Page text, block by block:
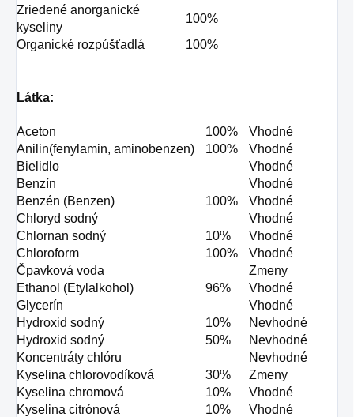
Zriedené anorganické
kyseliny
100%
Organické rozpúšťadlá
100%
Látka:
Aceton 100%
Vhodné
Anilin(fenylamin, aminobenzen)
100%
Vhodné
Bielidlo
Vhodné
Benzín
Vhodné
Benzén (Benzen)
100%
Vhodné
Chloryd sodný
Vhodné
Chlornan sodný
10%
Vhodné
Chloroform
100%
Vhodné
Čpavková voda
Zmeny
Ethanol (Etylalkohol)
96%
Vhodné
Glycerín
Vhodné
Hydroxid sodný
10%
Nevhodné
Hydroxid sodný
50%
Nevhodné
Koncentráty chlóru
Nevhodné
Kyselina chlorovodíková
30%
Zmeny
Kyselina chromová
10%
Vhodné
Kyselina citrónová
10%
Vhodné